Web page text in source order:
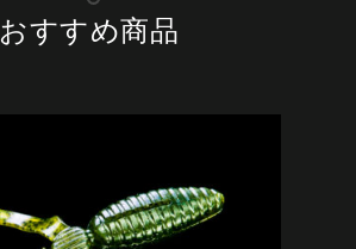
おすすめ商品